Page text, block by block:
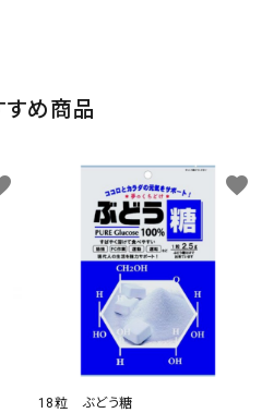
すめ商品
18粒 ぶどう糖
favorite